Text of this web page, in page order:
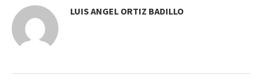
LUIS ANGEL ORTIZ BADILLO